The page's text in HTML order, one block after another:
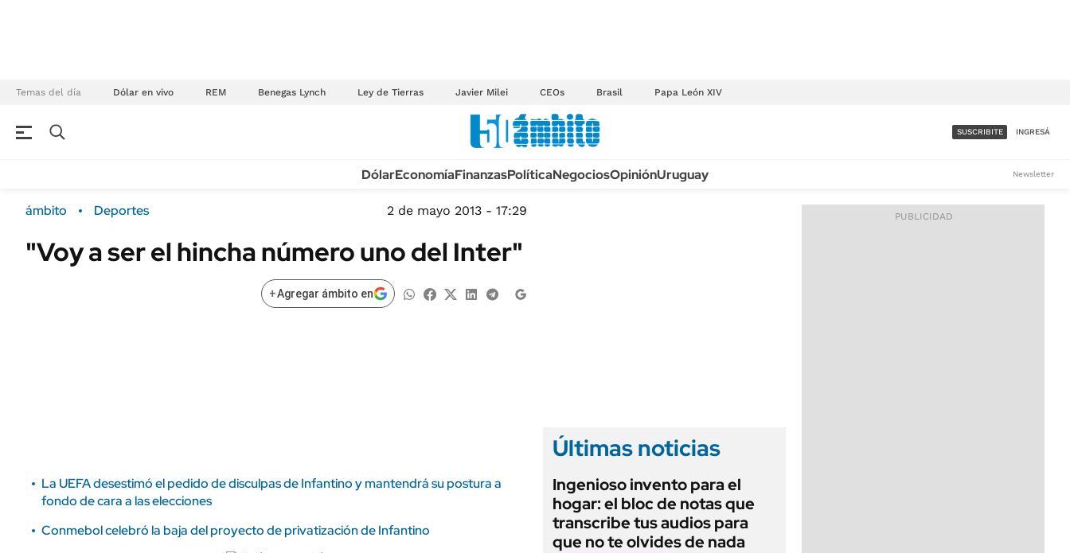
Temas del día Dólar en vivo REM Benegas Lynch Ley de Tierras Javier Milei CEOs Brasil Papa León XIV
Campo Sustentabilidad
ENERGY REPORT
TECNOLOGÍA
MÉXICO
MUNDO
INFORMACIÓN GENERAL
ACCESO FULL - $1.800/MES
SUSCRIBITE INGRESÁ
DólarEconomíaFinanzasPolíticaNegociosOpiniónUruguay Newsletter
ámbito Deportes 2 de mayo 2013 - 17:29
"Voy a ser el hincha número uno del Inter"
+Agregar ámbito en
La UEFA desestimó el pedido de disculpas de Infantino y mantendrá su postura a
fondo de cara a las elecciones
Conmebol celebró la baja del proyecto de privatización de Infantino
Últimas noticias
Ingenioso invento para el
hogar: el bloc de notas que
transcribe tus audios para
que no te olvides de nada